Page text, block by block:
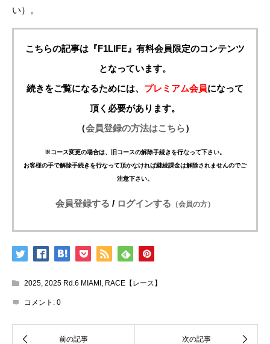
い）。
こちらの記事は『F1LIFE』有料会員限定のコンテンツ
となっています。
続きをご覧になるためには、 プレミアム会員になって
頂く必要があります。
（会員登録の方法はこちら）
※コース変更の場合は、旧コースの解除手続きを行なって下さい。
お客様の手で解除手続きを行なって頂かなければ継続課金は解除されませんのでご
注意下さい。
会員登録する / ログインする （会員の方）
2025, 2025 Rd.6 MIAMI , RACE【レース】
コメント: 0